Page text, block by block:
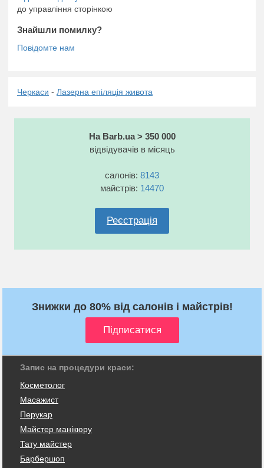
до управління сторінкою
Знайшли помилку?
Черкаси - Лазерна епіляція живота
На Barb.ua > 350 000
відвідувачів в місяць
салонів: 8143
майстрів: 14470
Реєстрація
Знижки до 80% від салонів і майстрів!
Запис на процедури краси:
Косметолог
Масажист
Перукар
Майстер манікюру
Тату майстер
Барбершоп